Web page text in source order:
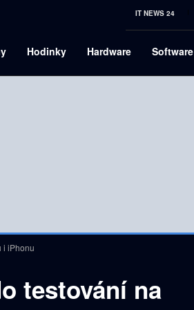
IT NEWS 24
Hodinky Hardware Software
i iPhonu
testování na